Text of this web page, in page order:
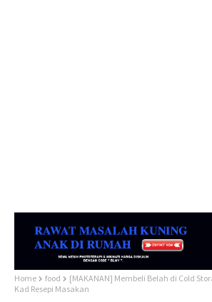
Home food
[MAKANAN] Membeli Belah di Cold
Kad Resepi Masakan